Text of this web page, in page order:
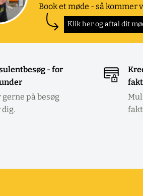
Book et møde - så kommer
Klik her og aftal dit
- for
på besøg